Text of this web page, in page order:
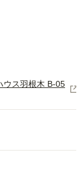
ウス羽根木 B-05